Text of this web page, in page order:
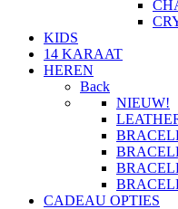
KIDS
14 KARAAT
HEREN
Back
NIEUW!
CADEAU OPTIES